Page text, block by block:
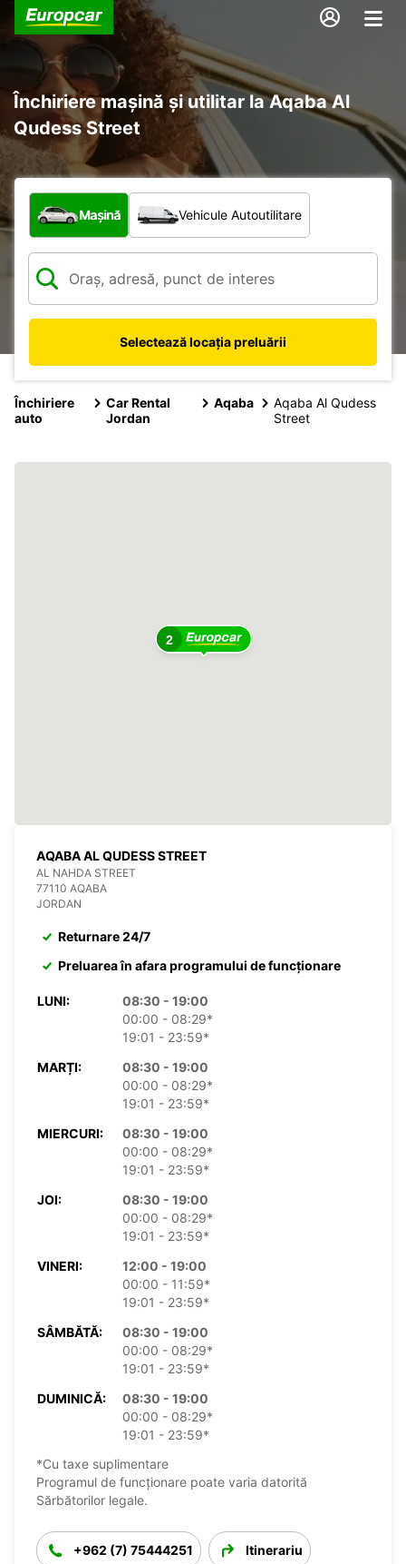
Închiriere mașină și utilitar la Aqaba Al
Qudess Street
Ce tip de vehicul?
Mașină Vehicule Autoutilitare
Selectează locația preluării
Închiriere
auto
Car Rental
Jordan
Aqaba
Aqaba Al Qudess
Street
2
AQABA AL QUDESS STREET
AL NAHDA STREET
77110 AQABA
JORDAN
Returnare 24/7
Preluarea în afara programului de funcționare
LUNI:
08:30 - 19:00
00:00 - 08:29*
19:01 - 23:59*
MARȚI:
08:30 - 19:00
00:00 - 08:29*
19:01 - 23:59*
MIERCURI:
08:30 - 19:00
00:00 - 08:29*
19:01 - 23:59*
JOI:
08:30 - 19:00
00:00 - 08:29*
19:01 - 23:59*
VINERI:
12:00 - 19:00
00:00 - 11:59*
19:01 - 23:59*
SÂMBĂTĂ:
08:30 - 19:00
00:00 - 08:29*
19:01 - 23:59*
DUMINICĂ:
08:30 - 19:00
00:00 - 08:29*
19:01 - 23:59*
*Cu taxe suplimentare
Programul de funcționare poate varia datorită
Sărbătorilor legale.
+962 (7) 75444251 Itinerariu